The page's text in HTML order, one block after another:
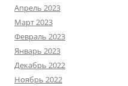
Апрель 2023
Март 2023
Февраль 2023
Январь 2023
Декабрь 2022
Ноябрь 2022